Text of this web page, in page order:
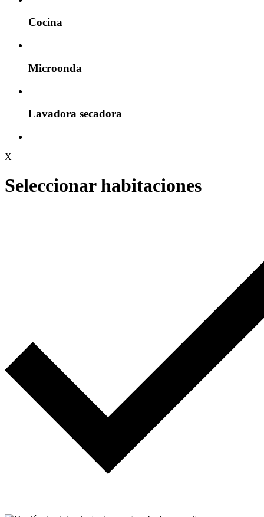
Cocina
Microonda
Lavadora secadora
X
Seleccionar habitaciones